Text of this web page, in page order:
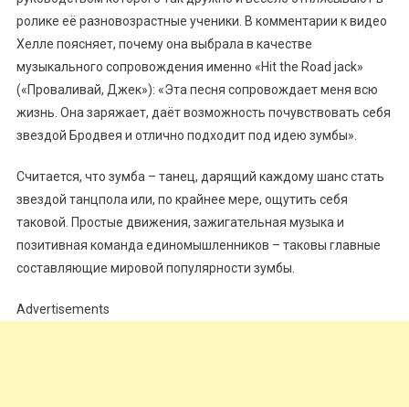
ролике её разновозрастные ученики. В комментарии к видео
Хелле поясняет, почему она выбрала в качестве
музыкального сопровождения именно «Hit the Road jack»
(«Проваливай, Джек»): «Эта песня сопровождает меня всю
жизнь. Она заряжает, даёт возможность почувствовать себя
звездой Бродвея и отлично подходит под идею зумбы».
Считается, что зумба – танец, дарящий каждому шанс стать
звездой танцпола или, по крайнее мере, ощутить себя
таковой. Простые движения, зажигательная музыка и
позитивная команда единомышленников – таковы главные
составляющие мировой популярности зумбы.
Advertisements